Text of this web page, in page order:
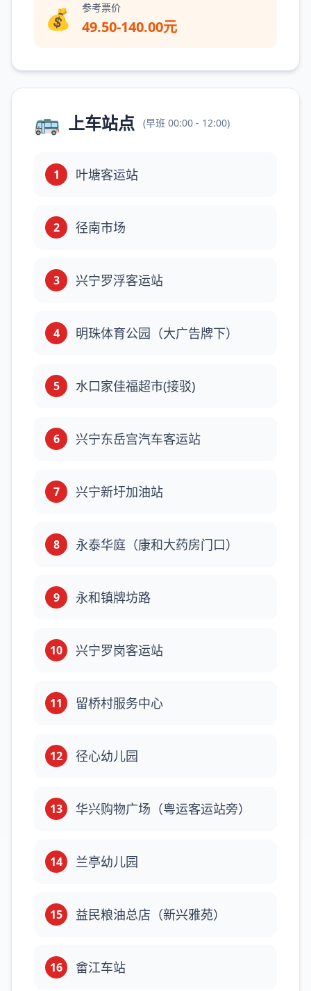
💰 参考票价
49.50-140.00元
🚌 上车站点 (早班 00:00 - 12:00)
1 叶塘客运站
2 径南市场
3 兴宁罗浮客运站
4 明珠体育公园（大广告牌下）
5 水口家佳福超市(接驳)
6 兴宁东岳宫汽车客运站
7 兴宁新圩加油站
8 永泰华庭（康和大药房门口）
9 永和镇牌坊路
10 兴宁罗岗客运站
11 留桥村服务中心
12 径心幼儿园
13 华兴购物广场（粤运客运站旁）
14 兰亭幼儿园
15 益民粮油总店（新兴雅苑）
16 畲江车站